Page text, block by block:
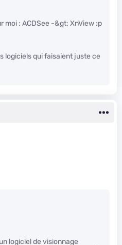
moi : ACDSee -&gt; XnView :p
logiciels qui faisaient juste ce
logiciel de visionnage